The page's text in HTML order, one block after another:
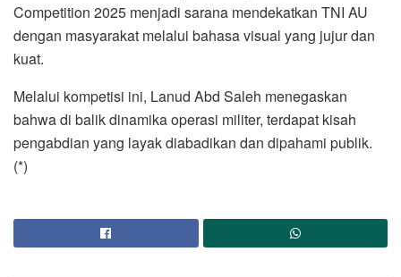
Competition 2025 menjadi sarana mendekatkan TNI AU
dengan masyarakat melalui bahasa visual yang jujur dan
kuat.
Melalui kompetisi ini, Lanud Abd Saleh menegaskan
bahwa di balik dinamika operasi militer, terdapat kisah
pengabdian yang layak diabadikan dan dipahami publik.
(*)